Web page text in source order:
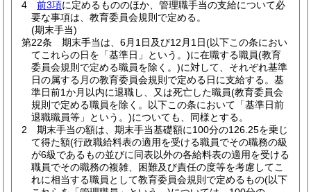
4
前3項に定めるもののほか、管理職手当の支給について必
要な事項は、教育委員会規則で定める。
(期末手当)
第22条
期末手当は、6月1日及び12月1日(以下この条におい
てこれらの日を「基準日」という。)に在職する職員(教育
委員会規則で定める職員を除く。)に対して、それぞれ基準
日の属する月の教育委員会規則で定める日に支給する。 基
準日前1か月以内に退職し、又は死亡した職員(教育委員会
規則で定める職員を除く。以下この条において「基準日前
退職職員等」という。)についても、同様とする。
2
期末手当の額は、期末手当基礎額に100分の126.25を乗じ
て得た額(行政職給料表の適用を受ける職員でその職務の級
が6級であるもの並びに同表以外の各給料表の適用を受ける
職員でその職務の複雑、困難及び責任の度等を考慮してこ
れに相当する職員として教育委員会規則で定めるもの(以下